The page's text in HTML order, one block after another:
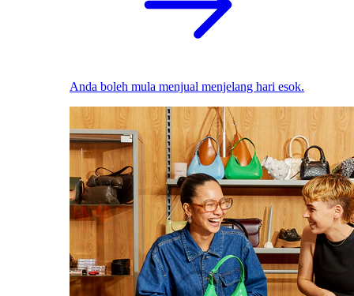
Anda boleh mula menjual menjelang hari esok.